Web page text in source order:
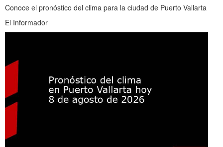
Conoce el pronóstico del clima para la ciudad de Puerto Vallarta
El Informador